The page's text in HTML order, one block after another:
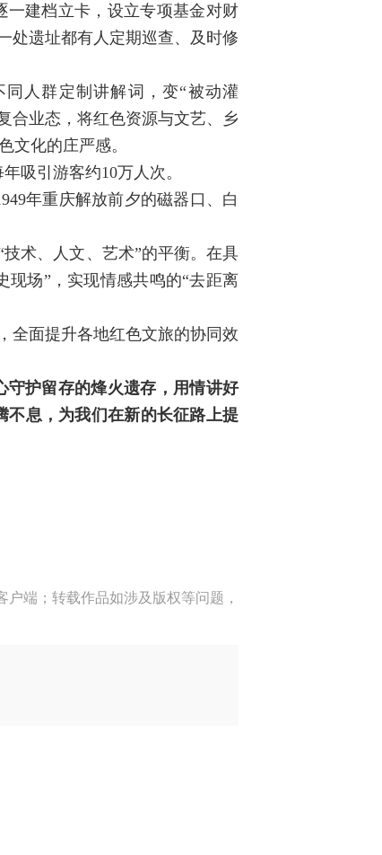
一建档立卡，设立专项基金对财
处遗址都有人定期巡查、及时修
人群定制讲解词，变“被动灌
合业态，将红色资源与文艺、乡
文化的庄严感。
吸引游客约10万人次。
年重庆解放前夕的磁器口、白
术、人文、艺术”的平衡。在具
现场”，实现情感共鸣的“去距离
全面提升各地红色文旅的协同效
守护留存的烽火遗存，用情讲好
不息，为我们在新的长征路上提
端；转载作品如涉及版权等问题，